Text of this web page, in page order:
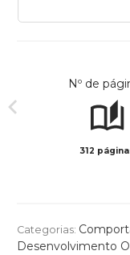
Nº de
312
Categorias:
Desenvolvimento